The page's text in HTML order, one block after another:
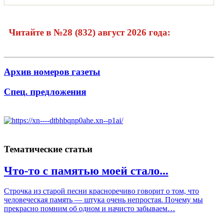
Читайте в №28 (832) август 2026 года:
Архив номеров газеты
Спец. предложения
Тематические статьи
Что-то с памятью моей стало...
Строчка из старой песни красноречиво говорит о том, что
человеческая память — штука очень непростая. Почему мы
прекрасно помним об одном и начисто забываем…